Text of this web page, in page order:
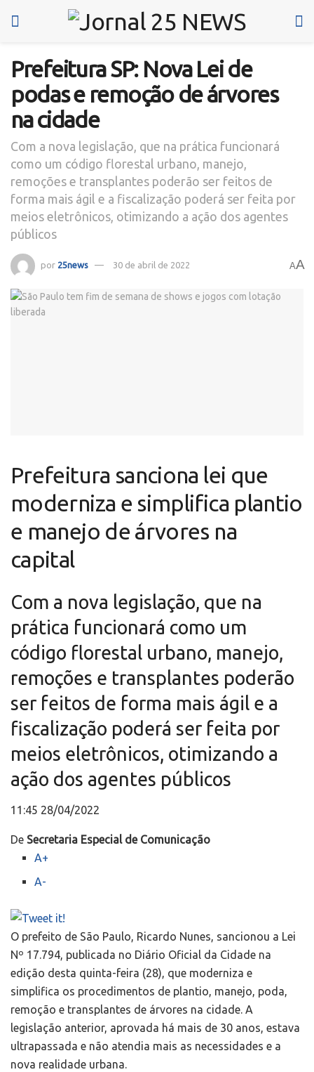
Prefeitura SP: Nova Lei de
podas e remoção de árvores
na cidade
Com a nova legislação, que na prática funcionará
como um código florestal urbano, manejo,
remoções e transplantes poderão ser feitos de
forma mais ágil e a fiscalização poderá ser feita por
meios eletrônicos, otimizando a ação dos agentes
públicos
por 25news 30 de abril de 2022 AA
Prefeitura sanciona lei que
moderniza e simplifica plantio
e manejo de árvores na
capital
Com a nova legislação, que na
prática funcionará como um
código florestal urbano, manejo,
remoções e transplantes poderão
ser feitos de forma mais ágil e a
fiscalização poderá ser feita por
meios eletrônicos, otimizando a
ação dos agentes públicos
11:45 28/04/2022
De Secretaria Especial de Comunicação
A+
A-
O prefeito de São Paulo, Ricardo Nunes, sancionou a Lei
Nº 17.794, publicada no Diário Oficial da Cidade na
edição desta quinta-feira (28), que moderniza e
simplifica os procedimentos de plantio, manejo, poda,
remoção e transplantes de árvores na cidade. A
legislação anterior, aprovada há mais de 30 anos, estava
ultrapassada e não atendia mais as necessidades e a
nova realidade urbana.